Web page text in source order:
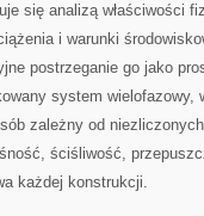
się analizą właściwości
i warunki
postrzeganie go jako
system wielofazowy,
zależny od
ściśliwość,
każdej konstrukcji.